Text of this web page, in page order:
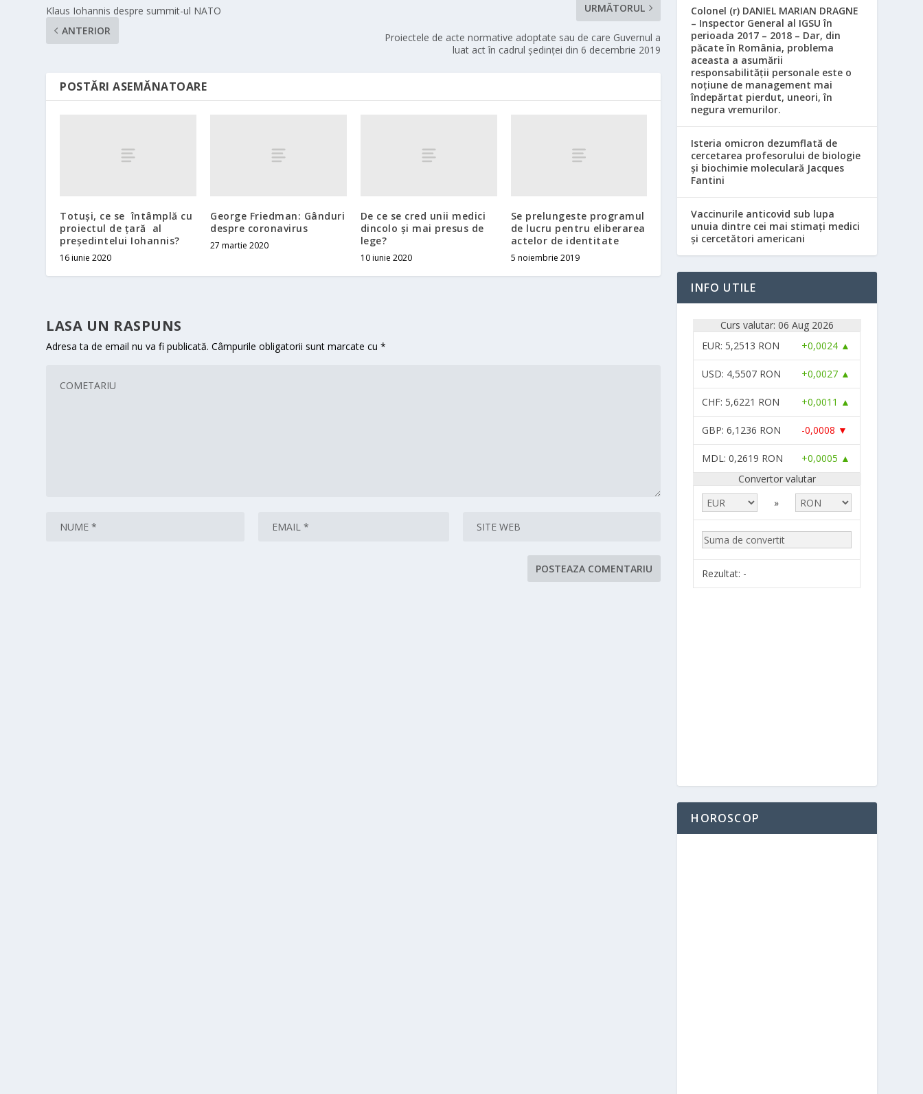
Klaus Iohannis despre summit-ul NATO
ANTERIOR
URMĂTORUL
Proiectele de acte normative adoptate sau de care Guvernul a
luat act în cadrul ședinței din 6 decembrie 2019
POSTĂRI ASEMĂNATOARE
Totuși, ce se întâmplă cu
proiectul de țară al
președintelui Iohannis?
16 iunie 2020
George Friedman: Gânduri
despre coronavirus
27 martie 2020
De ce se cred unii medici
dincolo și mai presus de
lege?
10 iunie 2020
Se prelungeste programul
de lucru pentru eliberarea
actelor de identitate
5 noiembrie 2019
LASA UN RASPUNS
Adresa ta de email nu va fi publicată. Câmpurile obligatorii sunt marcate cu*
Colonel (r) DANIEL MARIAN DRAGNE
– Inspector General al IGSU în
perioada 2017 – 2018 – Dar, din
păcate în România, problema
aceasta a asumării
responsabilităţii personale este o
noţiune de management mai
îndepărtat pierdut, uneori, în
negura vremurilor.
Isteria omicron dezumflată de
cercetarea profesorului de biologie
și biochimie moleculară Jacques
Fantini
Vaccinurile anticovid sub lupa
unuia dintre cei mai stimați medici
și cercetători americani
INFO UTILE
Curs valutar: 06 Aug 2026
EUR: 5,2513 RON +0,0024 ▲
USD: 4,5507 RON +0,0027 ▲
CHF: 5,6221 RON +0,0011 ▲
GBP: 6,1236 RON -0,0008 ▼
MDL : 0,2619 RON
+0,0005 ▲
Convertor valutar
»
Rezultat: -
HOROSCOP